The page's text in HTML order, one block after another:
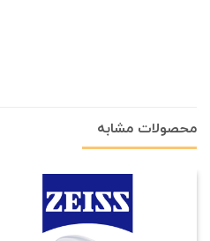
محصولات مشابه